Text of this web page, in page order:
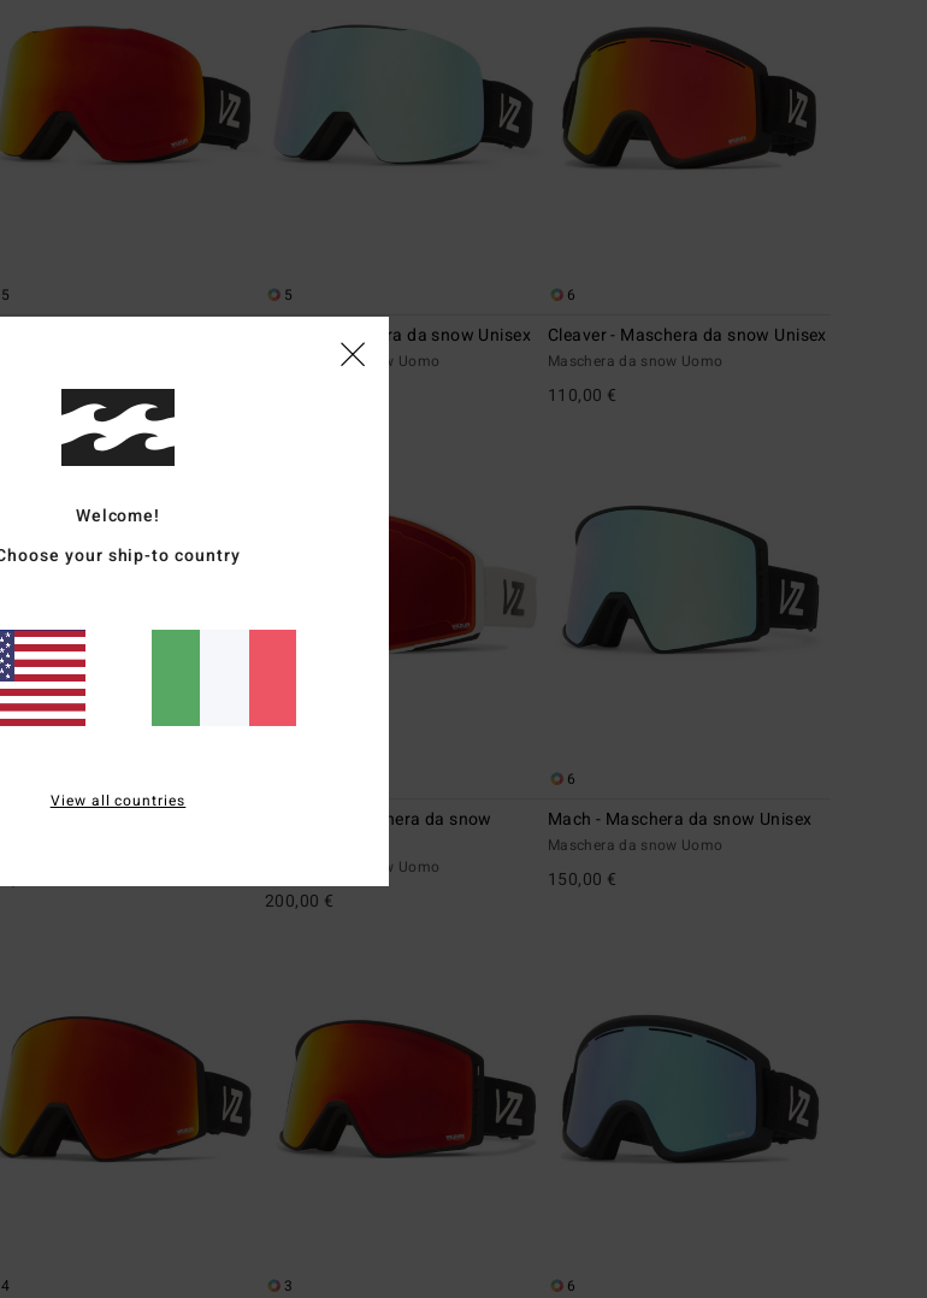
5 5
Outro - Maschera da snow Unisex
Maschera da snow Uomo
6
Cleaver - Maschera da snow Unisex
Maschera da snow Uomo
110,00 €
€
Capsule - Maschera da snow
Maschera da snow Uomo
200,00 €
6
Mach - Maschera da snow Unisex
Maschera da snow Uomo
150,00 €
4 3 6
Welcome!
your ship-to country
View all countries